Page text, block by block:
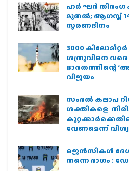
ഹര്‍ ഘര്‍ തിരംഗ
മുതല്‍; ആഗസ്ത്
സ്മരണദിനം
3000
ശത്രുവിനെ വരെ
ഭാരതത്തിന്റെ
വിജയം
സംഭൽ കലാപ
ശക്തികളെ
വേണമെന്ന്
ജെന്‍സികള്‍
തന്നെ ഭാഗം :